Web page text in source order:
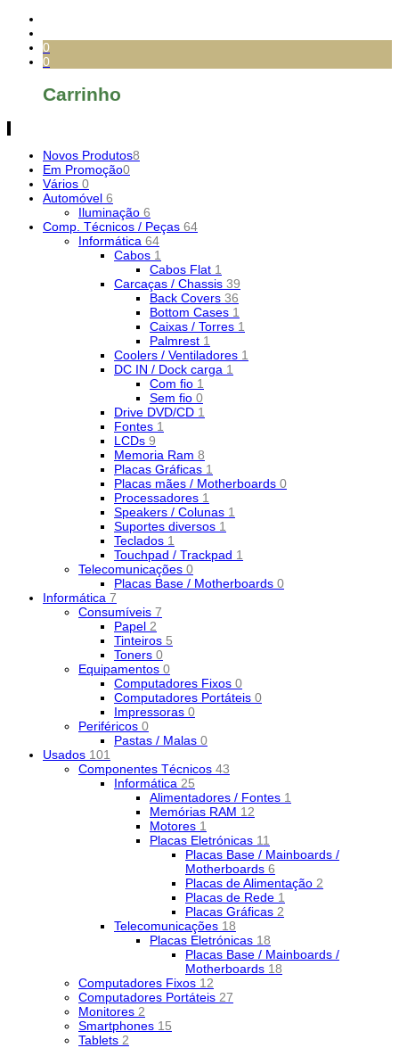
0
0
Carrinho
Novos Produtos8
Em Promoção0
Vários 0
Automóvel 6
Iluminação 6
Comp. Técnicos / Peças 64
Informática 64
Cabos 1
Cabos Flat 1
Carcaças / Chassis 39
Back Covers 36
Bottom Cases 1
Caixas / Torres 1
Palmrest 1
Coolers / Ventiladores 1
DC IN / Dock carga 1
Com fio 1
Sem fio 0
Drive DVD/CD 1
Fontes 1
LCDs 9
Memoria Ram 8
Placas Gráficas 1
Placas mães / Motherboards 0
Processadores 1
Speakers / Colunas 1
Suportes diversos 1
Teclados 1
Touchpad / Trackpad 1
Telecomunicações 0
Placas Base / Motherboards 0
Informática 7
Consumíveis 7
Papel 2
Tinteiros 5
Toners 0
Equipamentos 0
Computadores Fixos 0
Computadores Portáteis 0
Impressoras 0
Periféricos 0
Pastas / Malas 0
Usados 101
Componentes Técnicos 43
Informática 25
Alimentadores / Fontes 1
Memórias RAM 12
Motores 1
Placas Eletrónicas 11
Placas Base / Mainboards /
Motherboards 6
Placas de Alimentação 2
Placas de Rede 1
Placas Gráficas 2
Telecomunicações 18
Placas Eletrónicas 18
Placas Base / Mainboards /
Motherboards 18
Computadores Fixos 12
Computadores Portáteis 27
Monitores 2
Smartphones 15
Tablets 2